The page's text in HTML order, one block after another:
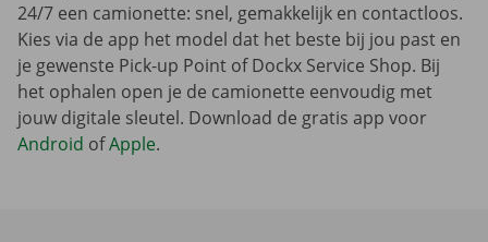
24/7 een camionette: snel, gemakkelijk en contactloos.
Kies via de app het model dat het beste bij jou past en
je gewenste Pick-up Point of Dockx Service Shop. Bij
het ophalen open je de camionette eenvoudig met
jouw digitale sleutel. Download de gratis app voor
Android ofApple.